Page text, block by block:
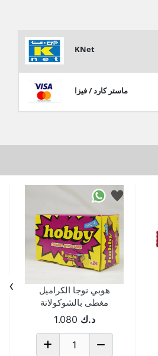
KNet
ماستر كارد / فيزا
هوبي نوجا الكراميل
مغطى بالشوكولاتة
والحليب 16 جم Pack
د.ك 1.080
›